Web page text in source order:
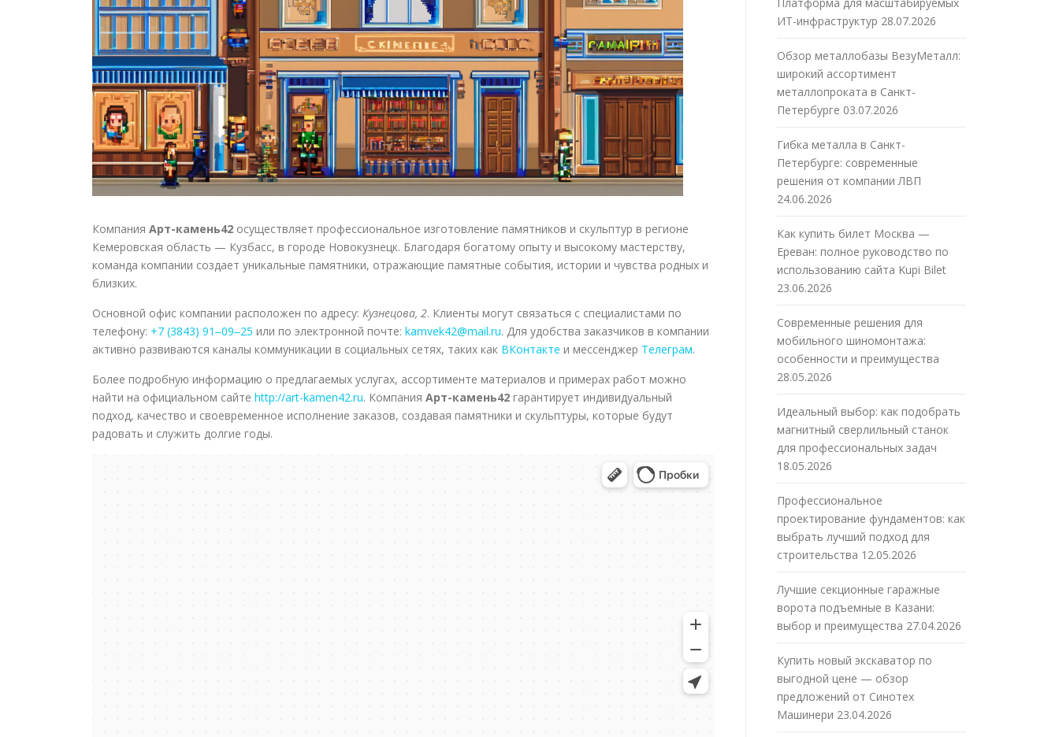
Компания Арт-камень42 осуществляет профессиональное изготовление памятников и скульптур в регионе
Кемеровская область — Кузбасс, в городе Новокузнецк. Благодаря богатому опыту и высокому мастерству,
команда компании создает уникальные памятники, отражающие памятные события, истории и чувства родных и
близких.
Основной офис компании расположен по адресу: Кузнецова, 2. Клиенты могут связаться с специалистами по
телефону: +7 (3843) 91‒09‒25 или по электронной почте: kamvek42@mail.ru. Для удобства заказчиков в компании
активно развиваются каналы коммуникации в социальных сетях, таких как ВКонтакте и мессенджер Телеграм.
Более подробную информацию о предлагаемых услугах, ассортименте материалов и примерах работ можно
найти на официальном сайте http://art-kamen42.ru. Компания Арт-камень42 гарантирует индивидуальный
подход, качество и своевременное исполнение заказов, создавая памятники и скульптуры, которые будут
радовать и служить долгие годы.
ИТ-инфраструктур 28.07.2026
Обзор металлобазы ВезуМеталл:
широкий ассортимент
металлопроката в Санкт-
Петербурге 03.07.2026
Гибка металла в Санкт-
Петербурге: современные
решения от компании ЛВП
24.06.2026
Как купить билет Москва —
Ереван: полное руководство по
использованию сайта Kupi Bilet
23.06.2026
Современные решения для
мобильного шиномонтажа:
особенности и преимущества
28.05.2026
Идеальный выбор: как подобрать
магнитный сверлильный станок
для профессиональных задач
18.05.2026
Профессиональное
проектирование фундаментов: как
выбрать лучший подход для
строительства 12.05.2026
Лучшие секционные гаражные
ворота подъемные в Казани:
выбор и преимущества 27.04.2026
Купить новый экскаватор по
выгодной цене — обзор
предложений от Синотех
Машинери 23.04.2026